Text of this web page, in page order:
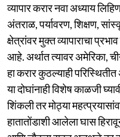
व्यापार करार नवा अध्याय
अंतराळ, पर्यावरण, शिक्षण,
क्षेत्रांवर मुक्त व्यापाराचा
आहे. अर्थात त्यावर अमेरिका,
हा करार कुठल्याही
या दोघांनाही विशेष काळजी
शिंकली तर मोठ्या
हातातोंडाशी आलेला घास